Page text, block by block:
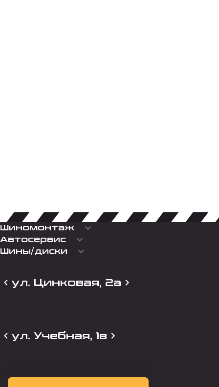
Шиномонтаж keyboard_arrow_down
Автосервис keyboard_arrow_down
Шины/диски keyboard_arrow_down
ул. Цинковая, 2а
ул. Учебная, 1в